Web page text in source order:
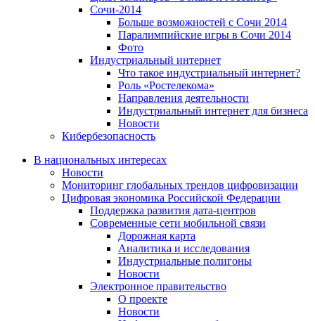
Сочи-2014
Больше возможностей с Сочи 2014
Паралимпийские игры в Сочи 2014
Фото
Индустриальный интернет
Что такое индустриальный интернет?
Роль «Ростелекома»
Направления деятельности
Индустриальный интернет для бизнеса
Новости
Кибербезопасность
В национальных интересах
Новости
Мониторинг глобальных трендов цифровизации
Цифровая экономика Российской Федерации
Поддержка развития дата-центров
Современные сети мобильной связи
Дорожная карта
Аналитика и исследования
Индустриальные полигоны
Новости
Электронное правительство
О проекте
Новости